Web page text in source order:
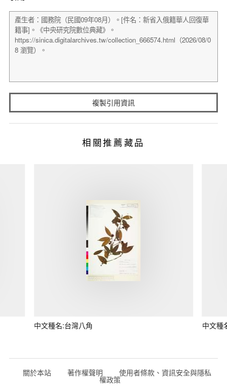
複製引用資訊
相關推薦藏品
中文種名:台灣八角 中文種
關於本站 著作權聲明 使用者條款、資訊安全與隱私
權政策